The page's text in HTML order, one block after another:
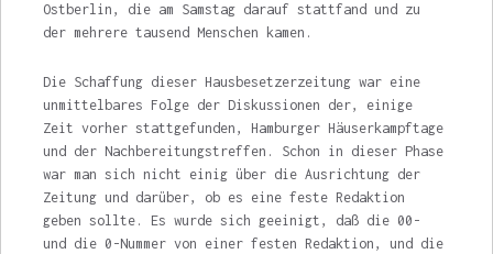
Ostberlin, die am Samstag darauf stattfand und zu
der mehrere tausend Menschen kamen.
Die Schaffung dieser Hausbesetzerzeitung war eine
unmittelbares Folge der Dis­kussionen der, einige
Zeit vorher stattgefun­den, Hamburger Häuserkampftage
und der Nachbereitungstreffen. Schon in dieser Phase
war man sich nicht einig über die Ausrichtung der
Zeitung und darüber, ob es eine feste Redaktion
geben sollte. Es wurde sich geeinigt, daß die 00-
und die 0-Nummer von einer festen Redaktion, und die